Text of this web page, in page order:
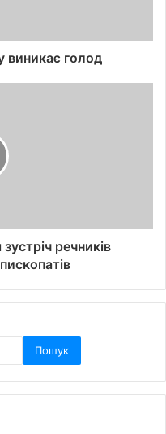
виникає голод
речників
Пошук